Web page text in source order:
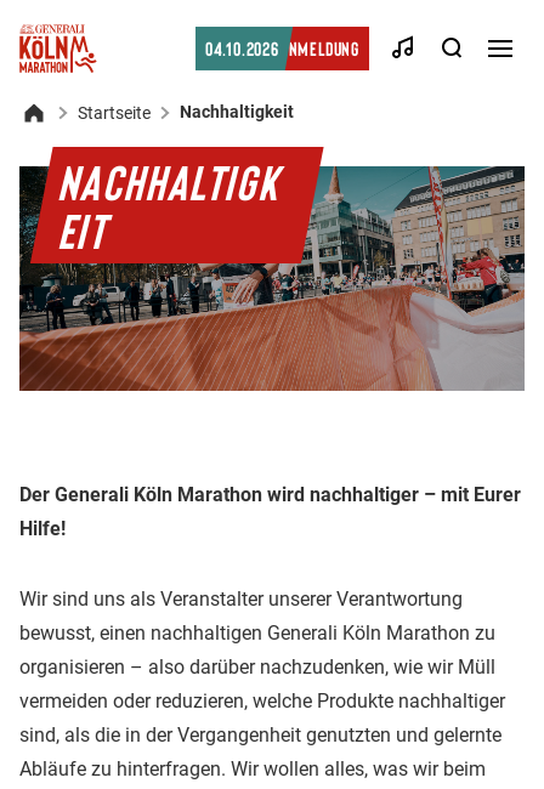
04.10.2026 Anmeldung Suche
Startseite
Startseite Nachhaltigkeit
NACHHALTIGK
EIT
Der Generali Köln Marathon wird nachhaltiger – mit Eurer
Hilfe!
Wir sind uns als Veranstalter unserer Verantwortung
bewusst, einen nachhaltigen Generali Köln Marathon zu
organisieren – also darüber nachzudenken, wie wir Müll
vermeiden oder reduzieren, welche Produkte nachhaltiger
sind, als die in der Vergangenheit genutzten und gelernte
Abläufe zu hinterfragen. Wir wollen alles, was wir beim